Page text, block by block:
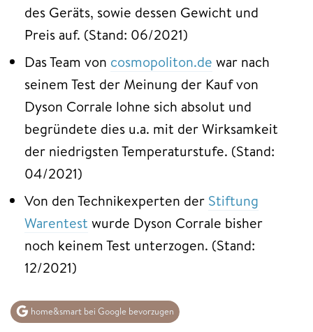
des Geräts, sowie dessen Gewicht und
Preis auf. (Stand: 06/2021)
Das Team von cosmopoliton.de war nach
seinem Test der Meinung der Kauf von
Dyson Corrale lohne sich absolut und
begründete dies u.a. mit der Wirksamkeit
der niedrigsten Temperaturstufe. (Stand:
04/2021)
Von den Technikexperten der Stiftung
Warentest wurde Dyson Corrale bisher
noch keinem Test unterzogen. (Stand:
12/2021)
home&smart bei Google bevorzugen